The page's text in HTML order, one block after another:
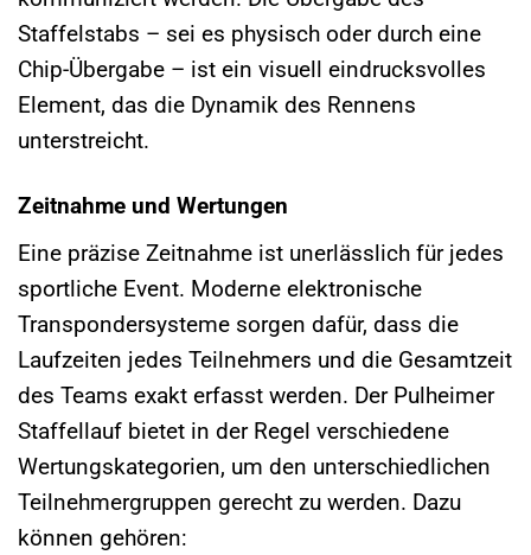
Staffelstabs – sei es physisch oder durch eine
Chip-Übergabe – ist ein visuell eindrucksvolles
Element, das die Dynamik des Rennens
unterstreicht.
Zeitnahme und Wertungen
Eine präzise Zeitnahme ist unerlässlich für jedes
sportliche Event. Moderne elektronische
Transpondersysteme sorgen dafür, dass die
Laufzeiten jedes Teilnehmers und die Gesamtzeit
des Teams exakt erfasst werden. Der Pulheimer
Staffellauf bietet in der Regel verschiedene
Wertungskategorien, um den unterschiedlichen
Teilnehmergruppen gerecht zu werden. Dazu
können gehören: